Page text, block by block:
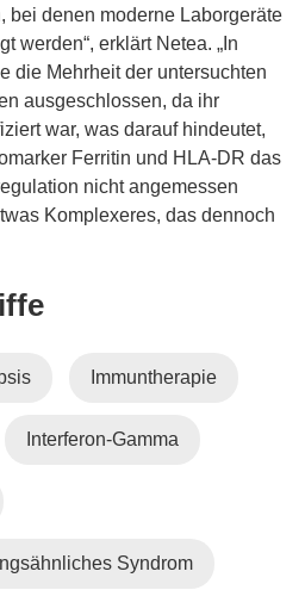
bei denen moderne Laborgeräte
werden“, erklärt Netea. „In
die Mehrheit der untersuchten
ausgeschlossen, da ihr
war, was darauf hindeutet,
Ferritin und HLA-DR das
nicht angemessen
Komplexeres, das dennoch
Immuntherapie
Interferon-Gamma
Syndrom